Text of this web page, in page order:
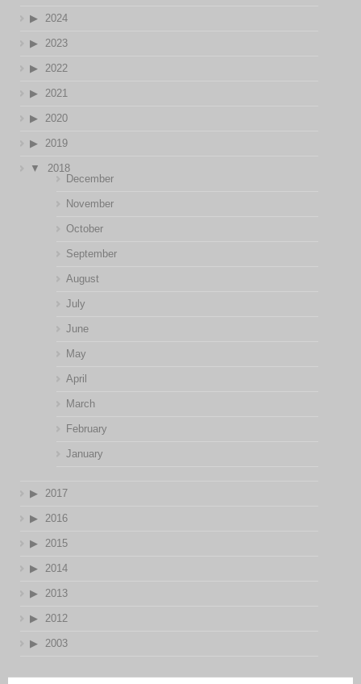
2024
2023
2022
2021
2020
2019
2018
December
November
October
September
August
July
June
May
April
March
February
January
2017
2016
2015
2014
2013
2012
2003